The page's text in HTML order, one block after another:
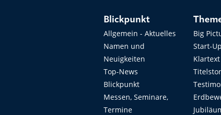
Blickpunkt
Allgemein - Aktuelles
Namen und
Neuigkeiten
Top-News
Blickpunkt
Messen, Seminare,
Termine
Big
Start-
Klartext